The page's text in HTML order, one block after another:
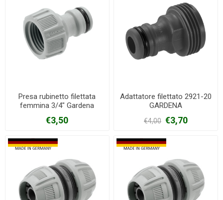
Presa rubinetto filettata
femmina 3/4" Gardena
€3,50
Adattatore filettato 2921-20
GARDENA
€4,00 €3,70